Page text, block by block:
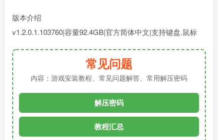
版本介绍
v1.2.0.1.103760|容量92.4GB|官方简体中文|支持键盘.鼠标
常见问题
内容：游戏安装教程、常见问题解答、常用解压密码
解压密码
教程汇总